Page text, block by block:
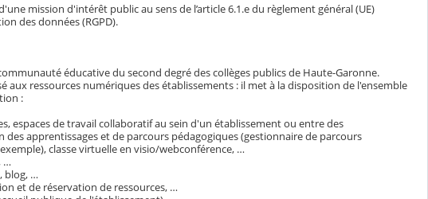
mission d'intérêt public au sens de l’article 6.1.e du règlement général (UE)
des données (RGPD).
éducative du second degré des collèges publics de Haute-Garonne.
aux ressources numériques des établissements : il met à la disposition de l'ensemble
:
espaces de travail collaboratif au sein d'un établissement ou entre des
apprentissages et de parcours pédagogiques (gestionnaire de parcours
classe virtuelle en visio/webconférence, …
…
blog, …
et de réservation de ressources, …